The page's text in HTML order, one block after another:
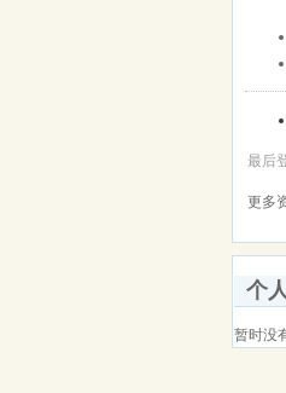
最后
更多
个
暂时没